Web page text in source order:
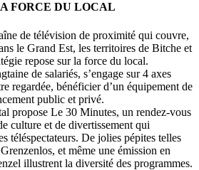
FORCE DU LOCAL
de télévision de proximité qui couvre,
le Grand Est, les territoires de Bitche et
repose sur la force du local.
de salariés, s’engage sur 4 axes
regardée, bénéficier d’un équipement de
public et privé.
propose Le 30 Minutes, un rendez-vous
culture et de divertissement qui
téléspectateurs. De jolies pépites telles
et même une émission en
illustrent la diversité des programmes.